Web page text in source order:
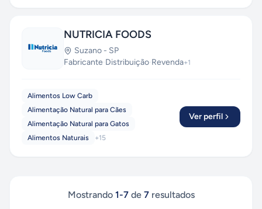
NUTRICIA FOODS
Suzano - SP
Fabricante·Distribuição·Revenda+1
Alimentos Low Carb
Alimentação Natural para Cães
Alimentação Natural para Gatos
Alimentos Naturais
+15
Ver perfil
Mostrando 1-7de 7resultados